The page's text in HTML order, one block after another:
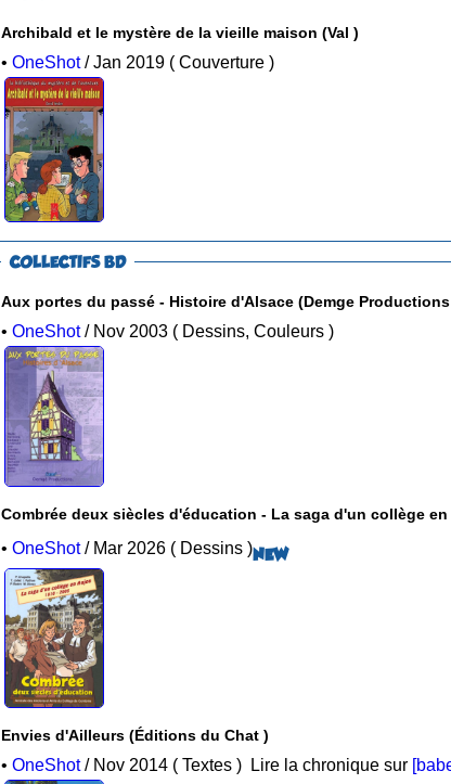
Archibald et le mystère de la vieille maison (Val )
• OneShot / Jan 2019 ( Couverture )
COLLECTIFS BD
Aux portes du passé - Histoire d'Alsace (Demge
• OneShot / Nov 2003 ( Dessins, Couleurs )
Combrée deux siècles d'éducation - La saga d'un collège
• OneShot / Mar 2026 ( Dessins )NEW
Envies d'Ailleurs (Éditions du Chat )
• OneShot / Nov 2014 ( Textes ) Lire la chronique sur